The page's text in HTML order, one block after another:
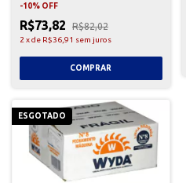
-10% OFF
R$73,82 R$82,02
2 xde R$36,91 sem juros
ESGOTADO